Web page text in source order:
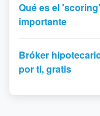
Qué es el
importante
Bróker
por ti, gratis